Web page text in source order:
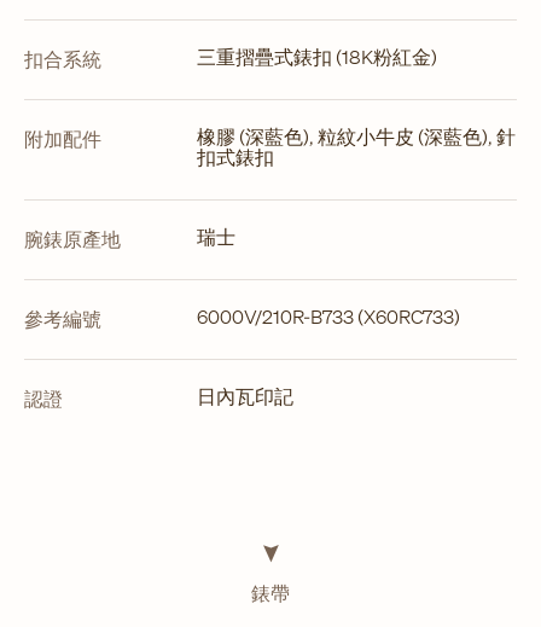
扣合系統 三重摺疊式錶扣 (18K粉紅金)
附加配件 橡膠 (深藍色), 粒紋小牛皮 (深藍色), 針
扣式錶扣
腕錶原產地 瑞士
參考編號 6000V/210R-B733 (X60RC733)
認證 日內瓦印記
錶帶